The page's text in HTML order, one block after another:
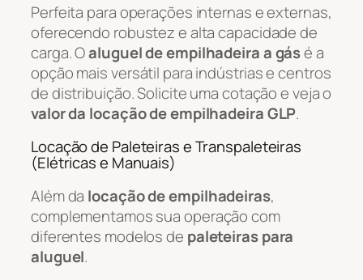
Perfeita para operações internas e externas,
oferecendo robustez e alta capacidade de
carga. Oaluguel de empilhadeira a gásé a
opção mais versátil para indústrias e centros
de distribuição. Solicite uma cotação e veja o
valor da locação de empilhadeira GLP.
Locação de Paleteiras e Transpaleteiras
(Elétricas e Manuais)
Além da locação de empilhadeiras,
complementamos sua operação com
diferentes modelos de paleteiras para
aluguel.